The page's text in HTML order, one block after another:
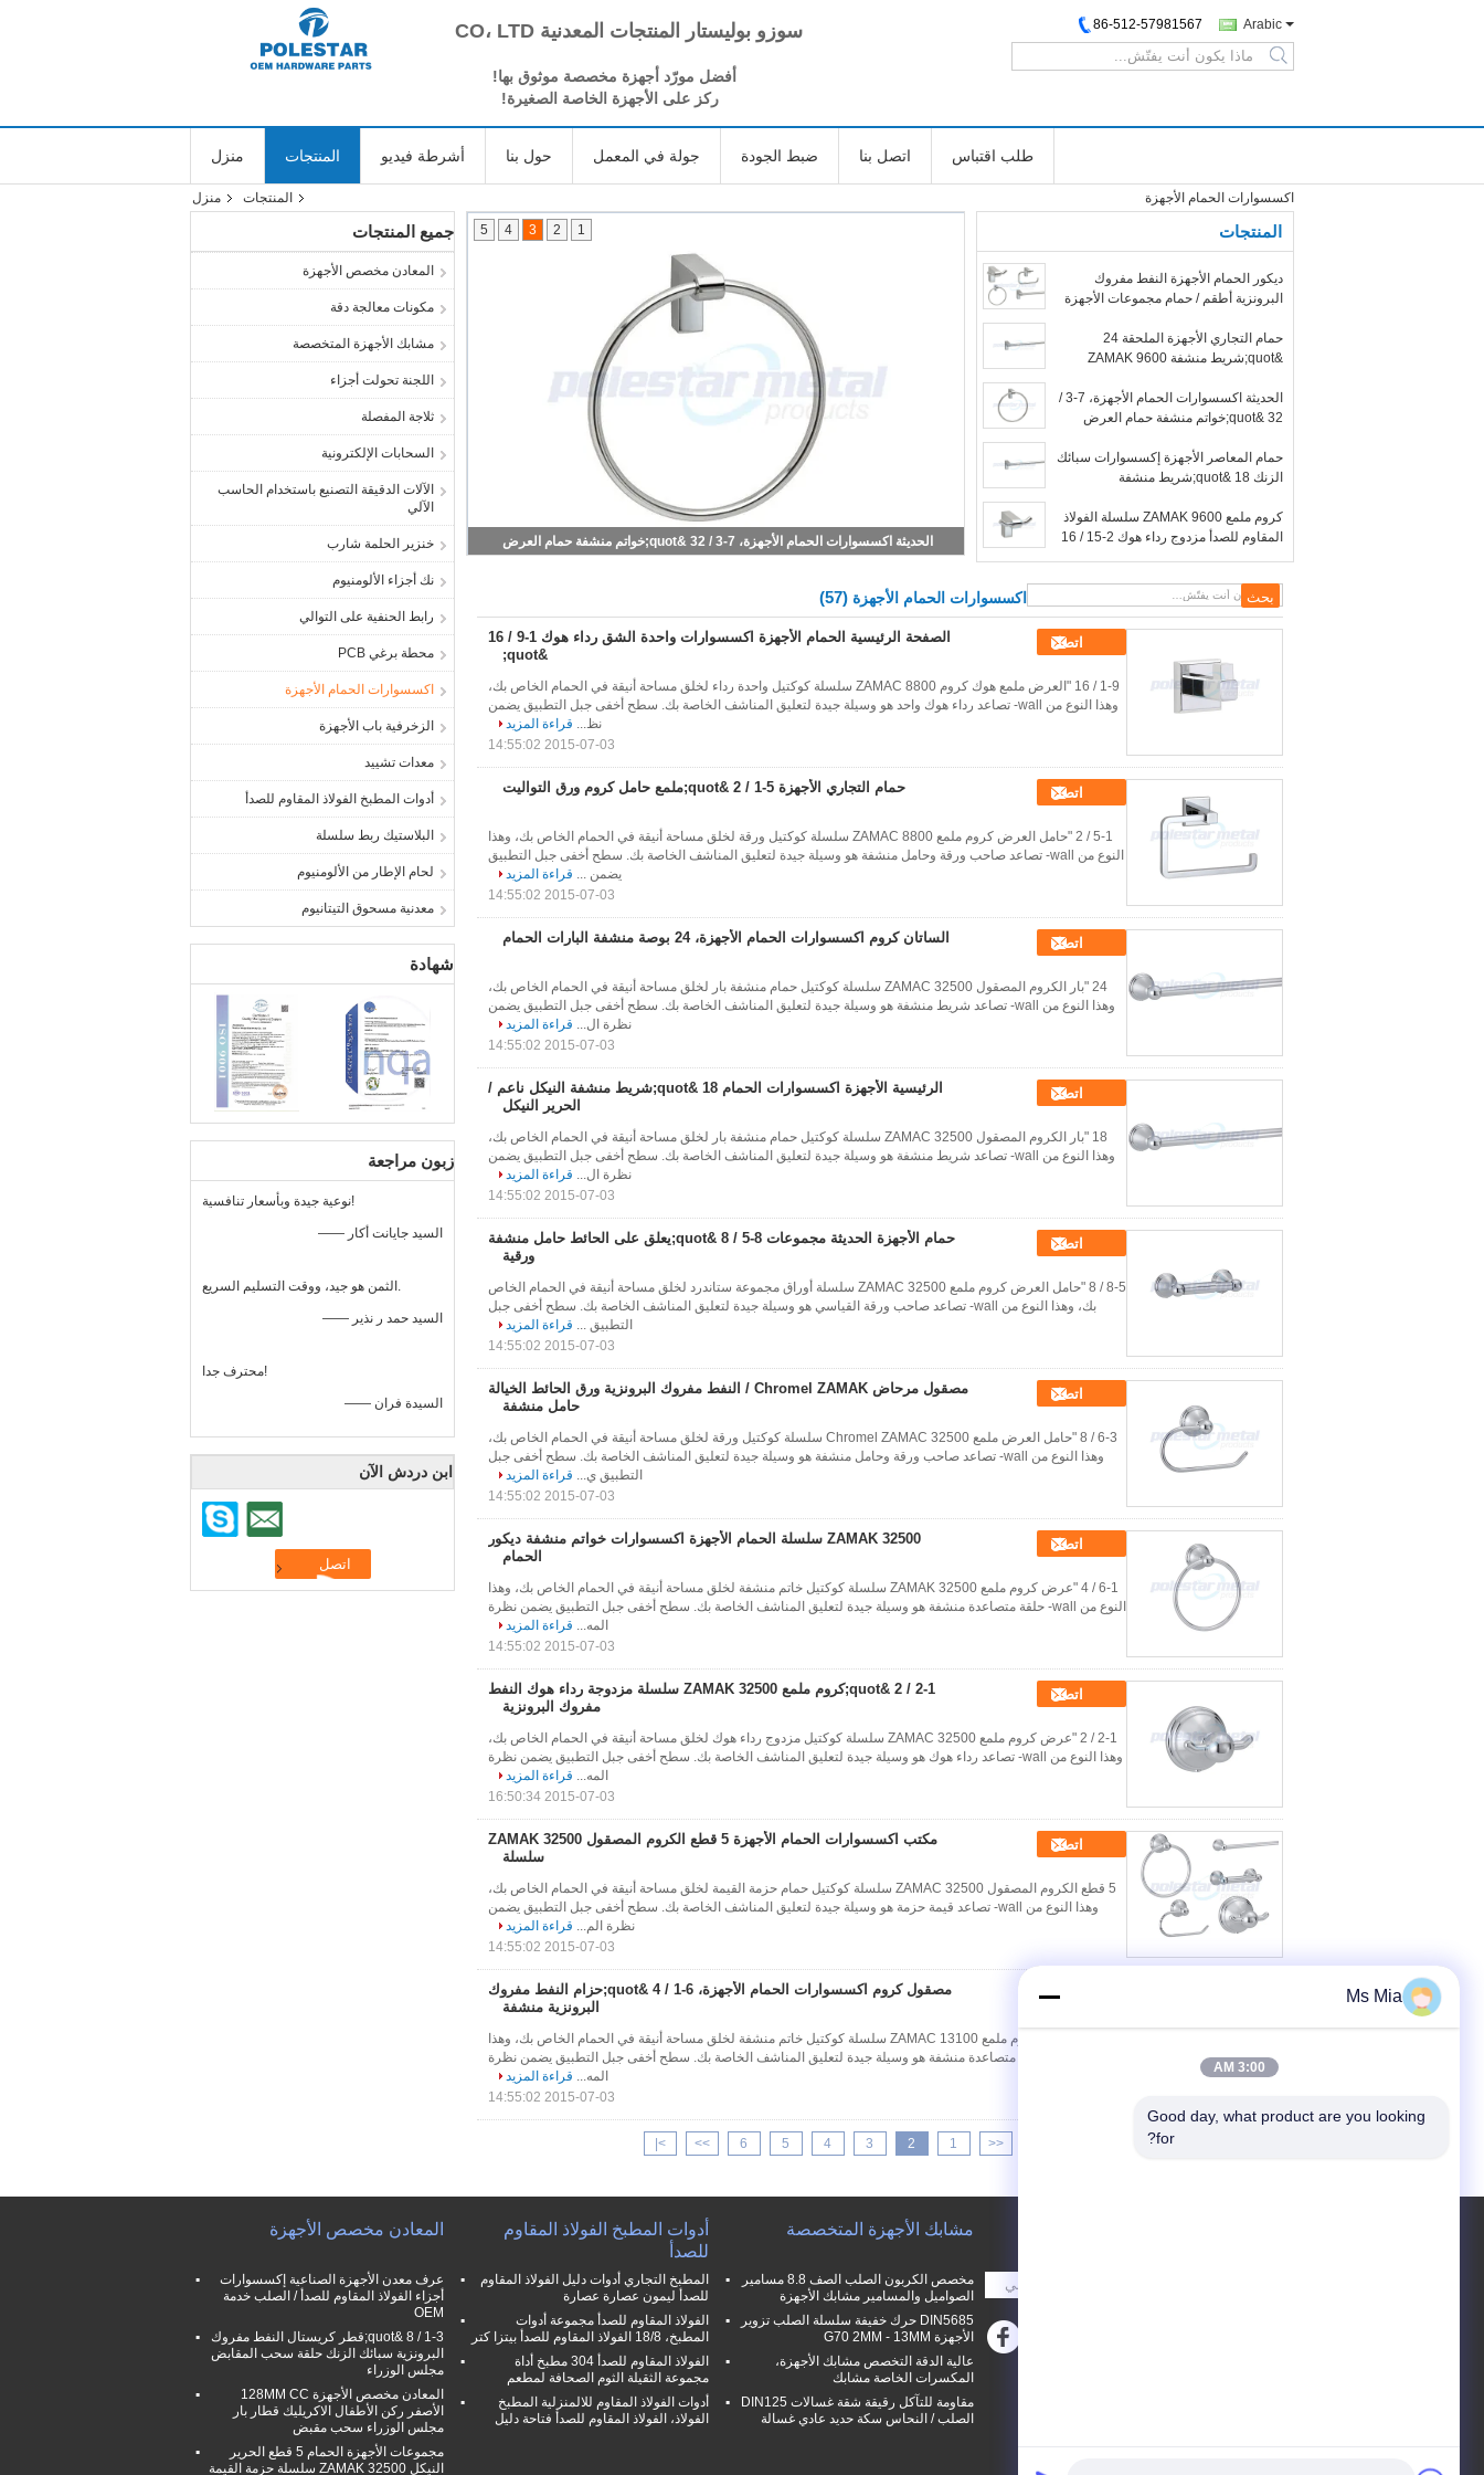
سوزو بوليستار المنتجات المعدنية CO، LTD
أفضل مورّد أجهزة مخصصة موثوق بها!
ركز على الأجهزة الخاصة الصغيرة!
Arabic
86-512-57981567
search
منزل المنتجات أشرطة فيديو حول بنا جولة في المعمل ضبط الجودة اتصل بنا طلب اقتباس
منزل المنتجات اكسسوارات الحمام الأجهزة
جميع المنتجات
المعادن مخصص الأجهزة
مكونات معالجة دقة
مشابك الأجهزة المتخصصة
اللجنة تحولت أجزاء
ثلاجة المفصلة
السحابات الإلكترونية
الآلات الدقيقة التصنيع باستخدام الحاسب
الآلي
خنزير الحلمة شارب
نك أجزاء الألومنيوم
رابط الحنفية على التوالي
محطة برغي PCB
اكسسوارات الحمام الأجهزة
الزخرفية باب الأجهزة
معدات تشييد
أدوات المطبخ الفولاذ المقاوم للصدأ
البلاستيك ربط سلسلة
لحام الإطار من الألومنيوم
معدنية مسحوق التيتانيوم
شهادة
زبون مراجعة
نوعية جيدة وبأسعار تنافسية!
—— السيد جايانت أكار
الثمن هو جيد، ووقت التسليم السريع.
—— السيد حمد ر نذير
محترف جدا!
—— السيدة فران
ابن دردش الآن
حمام المعاصر الأجهزة إكسسوارات سبائك الزنك 18 &quot;شريط منشفة
1
2
3
4
5 المنتجات
ديكور الحمام الأجهزة النفط مفروك
البرونزية أطقم / حمام مجموعات الأجهزة
حمام التجاري الأجهزة الملحقة 24
&quot;شريط منشفة ZAMAK 9600
الحديثة اكسسوارات الحمام الأجهزة، 7-3 /
32 &quot;خواتم منشفة حمام العرض
حمام المعاصر الأجهزة إكسسوارات سبائك
الزنك 18 &quot;شريط منشفة
كروم ملمع ZAMAK 9600 سلسلة الفولاذ
المقاوم للصدأ مزدوج رداء هوك 2-15 / 16
اكسسوارات الحمام الأجهزة (57)
الصفحة الرئيسية الحمام الأجهزة اكسسوارات واحدة الشق رداء هوك 1-9 / 16
&quot;
اتصل
1-9 / 16 "العرض ملمع هوك كروم ZAMAC 8800 سلسلة كوكتيل واحدة رداء لخلق مساحة أنيقة في الحمام الخاص بك،
وهذا النوع من wall- تصاعد رداء هوك واحد هو وسيلة جيدة لتعليق المناشف الخاصة بك. سطح أخفى جبل التطبيق يضمن
نظ... قراءة المزيد
2015-07-03 14:55:02
حمام التجاري الأجهزة 5-1 / 2 &quot;ملمع حامل كروم ورق التواليت اتصل
5-1 / 2 "حامل العرض كروم ملمع ZAMAC 8800 سلسلة كوكتيل ورقة لخلق مساحة أنيقة في الحمام الخاص بك، وهذا
النوع من wall- تصاعد صاحب ورقة وحامل منشفة هو وسيلة جيدة لتعليق المناشف الخاصة بك. سطح أخفى جبل التطبيق
يضمن ... قراءة المزيد
2015-07-03 14:55:02
الساتان كروم اكسسوارات الحمام الأجهزة، 24 بوصة منشفة البارات الحمام اتصل
24 "بار الكروم المصقول ZAMAC 32500 سلسلة كوكتيل حمام منشفة بار لخلق مساحة أنيقة في الحمام الخاص بك،
وهذا النوع من wall- تصاعد شريط منشفة هو وسيلة جيدة لتعليق المناشف الخاصة بك. سطح أخفى جبل التطبيق يضمن
نظرة ال... قراءة المزيد
2015-07-03 14:55:02
الرئيسية الأجهزة اكسسوارات الحمام 18 &quot;شريط منشفة النيكل ناعم /
الحرير النيكل
اتصل
18 "بار الكروم المصقول ZAMAC 32500 سلسلة كوكتيل حمام منشفة بار لخلق مساحة أنيقة في الحمام الخاص بك،
وهذا النوع من wall- تصاعد شريط منشفة هو وسيلة جيدة لتعليق المناشف الخاصة بك. سطح أخفى جبل التطبيق يضمن
نظرة ال... قراءة المزيد
2015-07-03 14:55:02
حمام الأجهزة الحديثة مجموعات 8-5 / 8 &quot;يعلق على الحائط حامل منشفة
ورقية
اتصل
8-5 / 8 "حامل العرض كروم ملمع ZAMAC 32500 سلسلة أوراق مجموعة ستاندرد لخلق مساحة أنيقة في الحمام الخاص
بك، وهذا النوع من wall- تصاعد صاحب ورقة القياسي هو وسيلة جيدة لتعليق المناشف الخاصة بك. سطح أخفى جبل
التطبيق ... قراءة المزيد
2015-07-03 14:55:02
مصقول مرحاض Chromel ZAMAK / النفط مفروك البرونزية ورق الحائط الخيالة
حامل منشفة
اتصل
6-3 / 8 "حامل العرض ملمع Chromel ZAMAC 32500 سلسلة كوكتيل ورقة لخلق مساحة أنيقة في الحمام الخاص بك،
وهذا النوع من wall- تصاعد صاحب ورقة وحامل منشفة هو وسيلة جيدة لتعليق المناشف الخاصة بك. سطح أخفى جبل
التطبيق ي... قراءة المزيد
2015-07-03 14:55:02
ZAMAK 32500 سلسلة الحمام الأجهزة اكسسوارات خواتم منشفة ديكور
الحمام
اتصل
6-1 / 4 "عرض كروم ملمع ZAMAK 32500 سلسلة كوكتيل خاتم منشفة لخلق مساحة أنيقة في الحمام الخاص بك، وهذا
النوع من wall- حلقة متصاعدة منشفة هو وسيلة جيدة لتعليق المناشف الخاصة بك. سطح أخفى جبل التطبيق يضمن نظرة
المه... قراءة المزيد
2015-07-03 14:55:02
2-1 / 2 &quot;كروم ملمع ZAMAK 32500 سلسلة مزدوجة رداء هوك النفط
مفروك البرونزية
اتصل
2-1 / 2 "عرض كروم ملمع ZAMAC 32500 سلسلة كوكتيل مزدوج رداء هوك لخلق مساحة أنيقة في الحمام الخاص بك،
وهذا النوع من wall- تصاعد رداء هوك هو وسيلة جيدة لتعليق المناشف الخاصة بك. سطح أخفى جبل التطبيق يضمن نظرة
المه... قراءة المزيد
2015-07-03 16:50:34
مكتب اكسسوارات الحمام الأجهزة 5 قطع الكروم المصقول ZAMAK 32500
سلسلة
اتصل
5 قطع الكروم المصقول ZAMAC 32500 سلسلة كوكتيل حمام حزمة القيمة لخلق مساحة أنيقة في الحمام الخاص بك،
وهذا النوع من wall- تصاعد قيمة حزمة هو وسيلة جيدة لتعليق المناشف الخاصة بك. سطح أخفى جبل التطبيق يضمن
نظرة الم... قراءة المزيد
2015-07-03 14:55:02
مصقول كروم اكسسوارات الحمام الأجهزة، 6-1 / 4 &quot;حزام النفط مفروك
البرونزية منشفة
اتصل
6-1 / 4 "عرض كروم ملمع ZAMAC 13100 سلسلة كوكتيل خاتم منشفة لخلق مساحة أنيقة في الحمام الخاص بك، وهذا
النوع من wall- حلقة متصاعدة منشفة هو وسيلة جيدة لتعليق المناشف الخاصة بك. سطح أخفى جبل التطبيق يضمن نظرة
المه... قراءة المزيد
2015-07-03 14:55:02
<<
1
2
3
4
5
6
>>
>|
المعادن مخصص الأجهزة
عرف معدن الأجهزة الصناعية إكسسوارات
أجزاء الفولاذ المقاوم للصدأ / الصلب خدمة
OEM
1-3 / 8 &quot;قطر كريستال النفط مفروك
البرونزية سبائك الزنك حلقة سحب المقابض
مجلس الوزراء
المعادن مخصص الأجهزة 128MM CC
الأصفر ركن الأطفال الاكريليك قطار بار
مجلس الوزراء سحب مقبض
مجموعات الأجهزة الحمام 5 قطع الحرير
النيكل ZAMAK 32500 سلسلة حزمة القيمة
أدوات المطبخ الفولاذ المقاوم
للصدأ
المطبخ التجاري أدوات دليل الفولاذ المقاوم
للصدأ ليمون عصارة عصارة
الفولاذ المقاوم للصدأ مجموعة أدوات
المطبخ، 18/8 الفولاذ المقاوم للصدأ بيتزا كتر
الفولاذ المقاوم للصدأ 304 مطبخ أداة
مجموعة الثقيلة الثوم الصحافة لمطعم
أدوات الفولاذ المقاوم للالمنزلية المطبخ
الفولاذ، الفولاذ المقاوم للصدأ فتاحة دليل
مشابك الأجهزة المتخصصة
مخصص الكربون الصلب الصف 8.8 مسامير
الصواميل والمسامير مشابك الأجهزة
DIN5685 حرك خفيفة سلسلة الصلب تزوير
الأجهزة G70 2MM - 13MM
عالية الدقة التخصص مشابك الأجهزة،
المكسرات الخاصة مشابك
مقاومة للتآكل رقيقة شقة غسالات DIN125
الصلب / النحاس سكة حديد عادي غسالة
Ms Mia
3:00 AM
Good day, what product are you looking
for?